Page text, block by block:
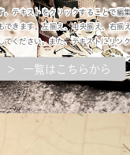
。テキストをクリックすることで編
できます。左揃え、中央揃え、右揃
てください。また、テキストにリン
＞ 一覧はこちらから